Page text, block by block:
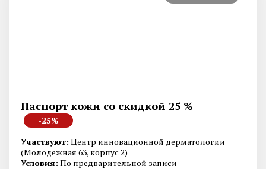
Паспорт кожи со скидкой 25 %
-25%
Участвуют: Центр инновационной дерматологии
(Молодежная 63, корпус 2)
Условия: По предварительной записи